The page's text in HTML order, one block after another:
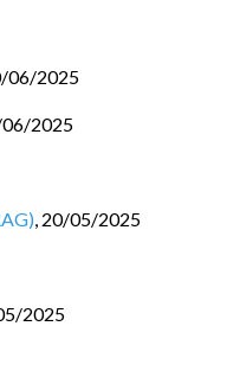
06/2025
2025
, 20/05/2025
2025